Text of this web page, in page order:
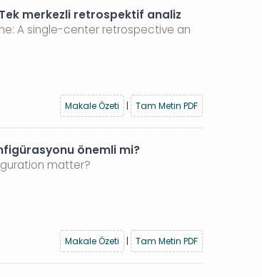
merkezli retrospektif analiz
A single-center retrospective an
Makale Özeti
| Tam Metin PDF
önemli mi?
matter?
Makale Özeti
| Tam Metin PDF